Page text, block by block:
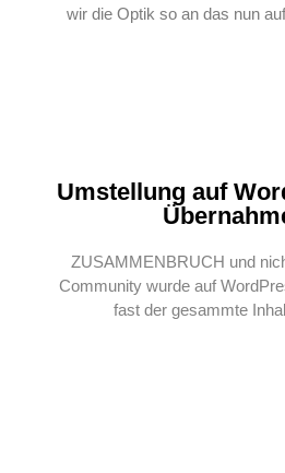
wir die Optik so an das nun
Umstellung auf
ZUSAMMENBRUCH und
Community wurde auf
fast der gesammte